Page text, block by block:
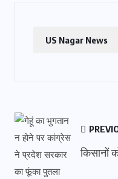
US Nagar News
किसानों